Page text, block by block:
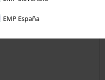
EMP España